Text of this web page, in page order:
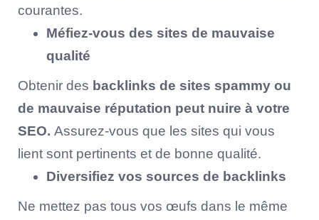
courantes.
Méfiez-vous des sites de mauvaise
qualité
Obtenir des backlinks de sites spammy ou
de mauvaise réputation peut nuire à votre
SEO. Assurez-vous que les sites qui vous
lient sont pertinents et de bonne qualité.
Diversifiez vos sources de backlinks
Ne mettez pas tous vos œufs dans le même